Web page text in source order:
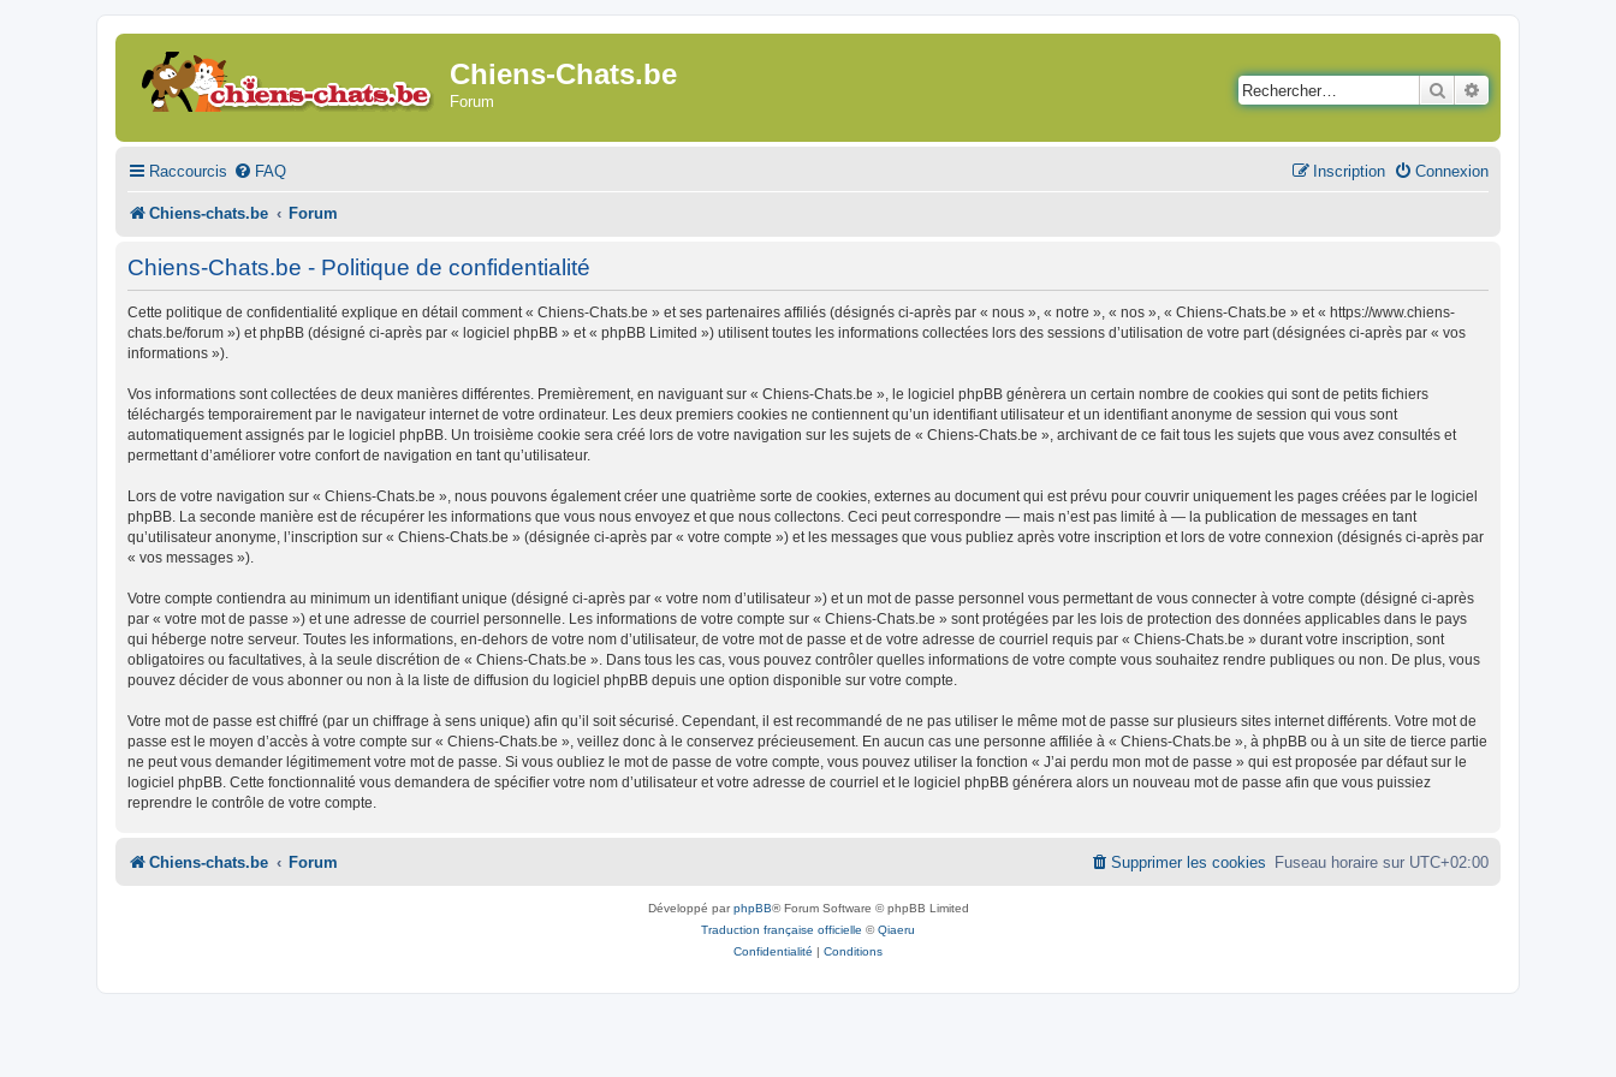
Chiens-Chats.be
Forum
Rechercher
Raccourcis FAQ Connexion
Inscription
Chiens-chats.be Forum
Chiens-Chats.be - Politique de confidentialité
Cette politique de confidentialité explique en détail comment « Chiens-Chats.be » et ses partenaires affiliés (désignés ci-après par « nous », « notre », « nos », « Chiens-Chats.be » et « https://www.chiens-
chats.be/forum ») et phpBB (désigné ci-après par « logiciel phpBB » et « phpBB Limited ») utilisent toutes les informations collectées lors des sessions d’utilisation de votre part (désignées ci-après par « vos
informations »).
Vos informations sont collectées de deux manières différentes. Premièrement, en naviguant sur « Chiens-Chats.be », le logiciel phpBB génèrera un certain nombre de cookies qui sont de petits fichiers
téléchargés temporairement par le navigateur internet de votre ordinateur. Les deux premiers cookies ne contiennent qu’un identifiant utilisateur et un identifiant anonyme de session qui vous sont
automatiquement assignés par le logiciel phpBB. Un troisième cookie sera créé lors de votre navigation sur les sujets de « Chiens-Chats.be », archivant de ce fait tous les sujets que vous avez consultés et
permettant d’améliorer votre confort de navigation en tant qu’utilisateur.
Lors de votre navigation sur « Chiens-Chats.be », nous pouvons également créer une quatrième sorte de cookies, externes au document qui est prévu pour couvrir uniquement les pages créées par le logiciel
phpBB. La seconde manière est de récupérer les informations que vous nous envoyez et que nous collectons. Ceci peut correspondre — mais n’est pas limité à — la publication de messages en tant
qu’utilisateur anonyme, l’inscription sur « Chiens-Chats.be » (désignée ci-après par « votre compte ») et les messages que vous publiez après votre inscription et lors de votre connexion (désignés ci-après par
« vos messages »).
Votre compte contiendra au minimum un identifiant unique (désigné ci-après par « votre nom d’utilisateur ») et un mot de passe personnel vous permettant de vous connecter à votre compte (désigné ci-après
par « votre mot de passe ») et une adresse de courriel personnelle. Les informations de votre compte sur « Chiens-Chats.be » sont protégées par les lois de protection des données applicables dans le pays
qui héberge notre serveur. Toutes les informations, en-dehors de votre nom d’utilisateur, de votre mot de passe et de votre adresse de courriel requis par « Chiens-Chats.be » durant votre inscription, sont
obligatoires ou facultatives, à la seule discrétion de « Chiens-Chats.be ». Dans tous les cas, vous pouvez contrôler quelles informations de votre compte vous souhaitez rendre publiques ou non. De plus, vous
pouvez décider de vous abonner ou non à la liste de diffusion du logiciel phpBB depuis une option disponible sur votre compte.
Votre mot de passe est chiffré (par un chiffrage à sens unique) afin qu’il soit sécurisé. Cependant, il est recommandé de ne pas utiliser le même mot de passe sur plusieurs sites internet différents. Votre mot de
passe est le moyen d’accès à votre compte sur « Chiens-Chats.be », veillez donc à le conservez précieusement. En aucun cas une personne affiliée à « Chiens-Chats.be », à phpBB ou à un site de tierce partie
ne peut vous demander légitimement votre mot de passe. Si vous oubliez le mot de passe de votre compte, vous pouvez utiliser la fonction « J’ai perdu mon mot de passe » qui est proposée par défaut sur le
logiciel phpBB. Cette fonctionnalité vous demandera de spécifier votre nom d’utilisateur et votre adresse de courriel et le logiciel phpBB générera alors un nouveau mot de passe afin que vous puissiez
reprendre le contrôle de votre compte.
Chiens-chats.be Forum Fuseau horaire sur UTC+02:00
Supprimer les cookies
Développé parphpBB® Forum Software © phpBB Limited
Traduction française officielle ©Qiaeru
Confidentialité | Conditions